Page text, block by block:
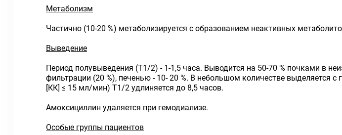
Метаболизм
Частично (10-20 %) метаболизируется с образованием неактивных
Выведение
Период полувыведения (Т1/2) - 1-1,5 часа. Выводится на 50-70 % почками в
фильтрации (20 %), печенью - 10- 20 %. В небольшом количестве
[КК] ≤ 15 мл/мин) Т1/2 удлиняется до 8,5 часов.
Амоксициллин удаляется при гемодиализе.
Особые группы пациентов